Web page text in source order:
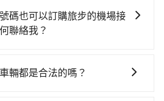
縣梅山鄉) 的目的地。全程加上
，假設2位同行，高鐵加轉乘之
並到府專車接送，則每人平均花
能的每小時40元路邊停車費用預
保險與可能的罰單都需自付。再
較大的七人座或九人座可供選
為台中市的4%、密度僅雙北的
雙北市的240倍。再加上台中市
上，tripool都是你從台中機場到
多種車型選擇、透明的價格以及
步提供共乘服務，讓客戶有更經
碼也可以訂購旅步的機場接
聯絡我？
等通訊軟體的帳號，方便我
輛都是合法的嗎？